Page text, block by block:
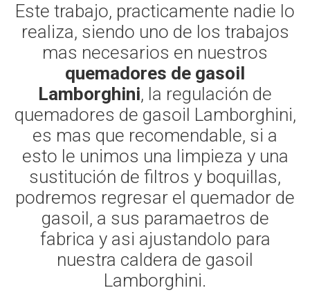
Este trabajo, practicamente nadie lo
realiza, siendo uno de los trabajos
mas necesarios en nuestros
quemadores de gasoil
Lamborghini, la regulación de
quemadores de gasoil Lamborghini,
es mas que recomendable, si a
esto le unimos una limpieza y una
sustitución de filtros y boquillas,
podremos regresar el quemador de
gasoil, a sus paramaetros de
fabrica y asi ajustandolo para
nuestra caldera de gasoil
Lamborghini.